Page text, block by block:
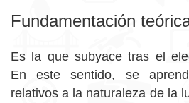
Fundamentación
Es la que subyace tras el
En este sentido, se
relativos a la naturaleza de la